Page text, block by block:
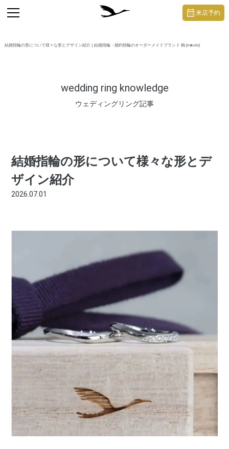
結婚指輪の形について様々な形とデザイン紹介 | 結婚指輪・婚約指輪のオーダーメイドブランド 鶴 (mikoto)
wedding ring knowledge
ウェディングリング記事
toggle
navigation
来店予約
結婚指輪の形について様々な形とデ
ザイン紹介
2026.07.01